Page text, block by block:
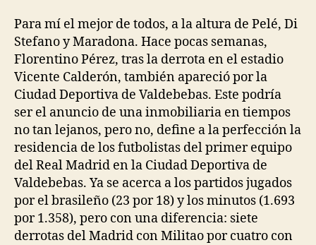
Para mí el mejor de todos, a la altura de Pelé, Di
Stefano y Maradona. Hace pocas semanas,
Florentino Pérez, tras la derrota en el estadio
Vicente Calderón, también apareció por la
Ciudad Deportiva de Valdebebas. Este podría
ser el anuncio de una inmobiliaria en tiempos
no tan lejanos, pero no, define a la perfección la
residencia de los futbolistas del primer equipo
del Real Madrid en la Ciudad Deportiva de
Valdebebas. Ya se acerca a los partidos jugados
por el brasileño (23 por 18) y los minutos (1.693
por 1.358), pero con una diferencia: siete
derrotas del Madrid con Militao por cuatro con